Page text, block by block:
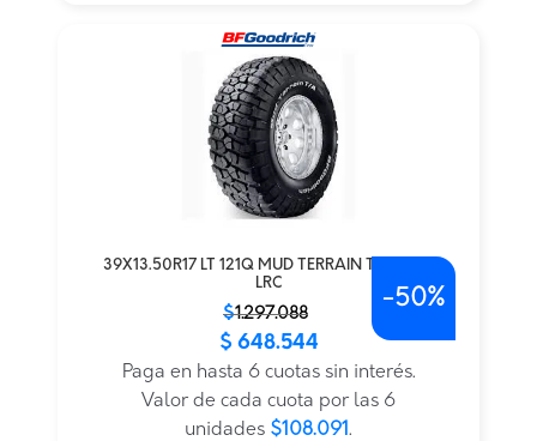
39X13.50R17 LT 121Q MUD TERRAIN T/A KM3
LRC
$1.297.088
original
$1.297.088.
actual
$ 648.544
Paga en hasta 6 cuotas sin interés.
Valor de cada cuota por las 6
unidades $108.091.
-50%